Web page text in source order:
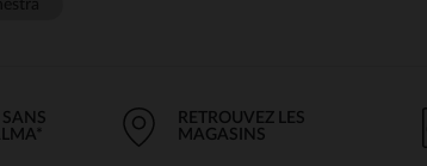
RETROUVEZ LES
MAGASINS